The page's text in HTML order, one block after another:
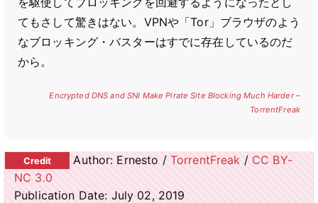
てもさして驚きはない。VPNや「Tor」ブラウザのよう
なブロッキング・バスターはすでに存在しているのだ
から。
Encrypted DNS and SNI Make Pirate Site Blocking Much Harder –
TorrentFreak
Author: Ernesto / TorrentFreak / CC BY-
NC 3.0
Publication Date: July 02, 2019